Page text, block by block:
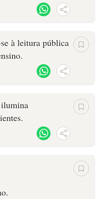
à leitura pública
ilumina